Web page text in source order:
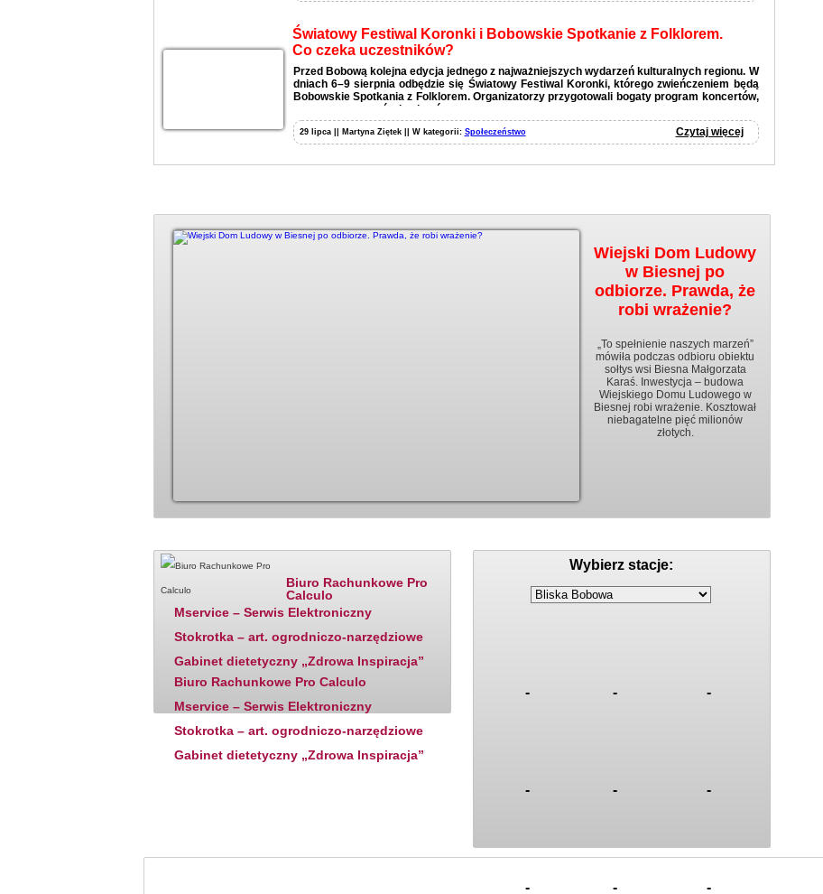
Światowy Festiwal Koronki i Bobowskie Spotkanie z Folklorem.
Co czeka uczestników?
Przed Bobową kolejna edycja jednego z najważniejszych wydarzeń kulturalnych regionu. W
dniach 6–9 sierpnia odbędzie się Światowy Festiwal Koronki, którego zwieńczeniem będą
Bobowskie Spotkania z Folklorem. Organizatorzy przygotowali bogaty program koncertów,
wystaw, warsztatów i pokazów.
29 lipca || Martyna Ziętek || W kategorii: Społeczeństwo Czytaj więcej
Wiejski Dom Ludowy
w Biesnej po
odbiorze. Prawda, że
robi wrażenie?
„To spełnienie naszych marzeń”
mówiła podczas odbioru obiektu
sołtys wsi Biesna Małgorzata
Karaś. Inwestycja – budowa
Wiejskiego Domu Ludowego w
Biesnej robi wrażenie. Kosztował
niebagatelne pięć milionów
złotych.
Biuro Rachunkowe Pro
Calculo
Mservice – Serwis Elektroniczny
Stokrotka – art. ogrodniczo-narzędziowe
Gabinet dietetyczny „Zdrowa Inspiracja”
Biuro Rachunkowe Pro Calculo
Mservice – Serwis Elektroniczny
Stokrotka – art. ogrodniczo-narzędziowe
Gabinet dietetyczny „Zdrowa Inspiracja”
Wybierz stacje:
- - -
- - -
- - -